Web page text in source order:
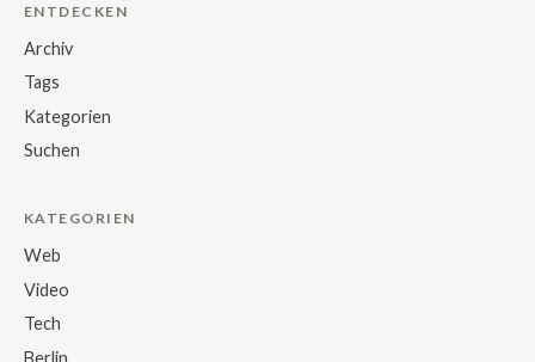
ENTDECKEN
Archiv
Tags
Kategorien
Suchen
KATEGORIEN
Web
Video
Tech
Berlin